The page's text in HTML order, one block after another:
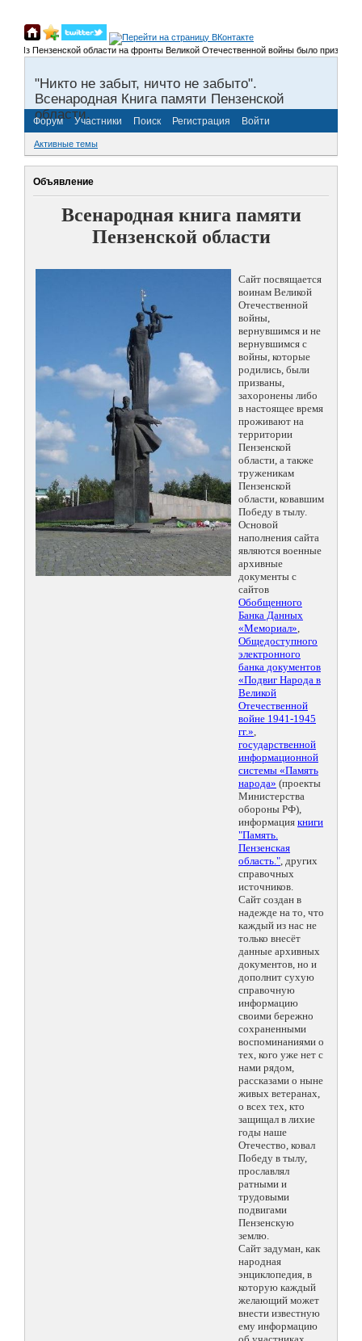
Из Пензенской области на фронты Великой Отечественной войны было призвано
"Никто не забыт, ничто не забыто".
Всенародная Книга памяти Пензенской
области.
Форум Участники Поиск Регистрация Войти
Активные темы
Объявление
Всенародная книга памяти
Пензенской области
Сайт посвящается
воинам Великой
Отечественной
войны,
вернувшимся и не
вернувшимся с
войны, которые
родились, были
призваны,
захоронены либо
в настоящее время
проживают на
территории
Пензенской
области, а также
труженикам
Пензенской
области, ковавшим
Победу в тылу.
Основой
наполнения сайта
являются военные
архивные
документы с
сайтов
Обобщенного
Банка Данных
«Мемориал»,
Общедоступного
электронного
банка документов
«Подвиг Народа в
Великой
Отечественной
войне 1941-1945
гг.»,
государственной
информационной
системы «Память
народа» (проекты
Министерства
обороны РФ),
информация книги
"Память.
Пензенская
область.", других
справочных
источников.
Сайт создан в
надежде на то, что
каждый из нас не
только внесёт
данные архивных
документов, но и
дополнит сухую
справочную
информацию
своими бережно
сохраненными
воспоминаниями о
тех, кого уже нет с
нами рядом,
рассказами о ныне
живых ветеранах,
о всех тех, кто
защищал в лихие
годы наше
Отечество, ковал
Победу в тылу,
прославлял
ратными и
трудовыми
подвигами
Пензенскую
землю.
Сайт задуман, как
народная
энциклопедия, в
которую каждый
желающий может
внести известную
ему информацию